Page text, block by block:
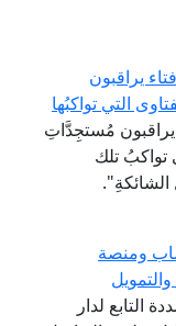
يراقبون
التي تواكبُها
يراقبون مُستجِدَّاتِ
تواكبُ تلك
إغلاق 26 ألف حساب ومنصة
التابع لدار